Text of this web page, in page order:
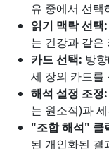
유 중에서 선택
읽기 맥락 선택:
는 건강과 같은
카드 선택: 방
세 장의 카드를
해석 설정 조정:
는 원소적)과
"조합 해석" 클
된 개인화된 결